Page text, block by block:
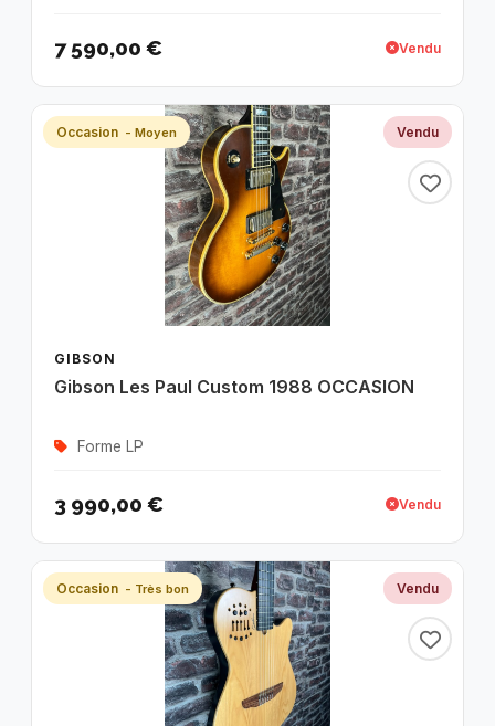
7 590,00 € Vendu
Occasion - Moyen Vendu
GIBSON
Gibson Les Paul Custom 1988 OCCASION
Forme LP
3 990,00 € Vendu
Occasion - Très bon Vendu